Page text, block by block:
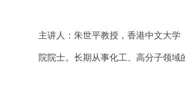
主讲人：朱世平教授，香港中文大
院院士。长期从事化工、高分子领域